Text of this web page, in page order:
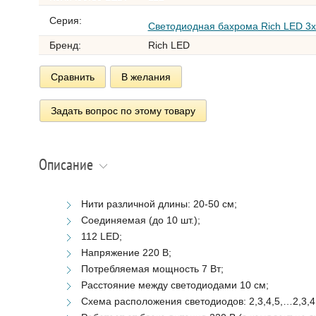
Серия:
Светодиодная бахрома Rich LED
Бренд:
Rich LED
Сравнить В желания
Задать вопрос по этому товару
Описание
Нити различной длины: 20-50 см;
Соединяемая (до 10 шт.);
112 LED;
Напряжение 220 В;
Потребляемая мощность 7 Вт;
Расстояние между светодиодами 10 см;
Схема расположения светодиодов: